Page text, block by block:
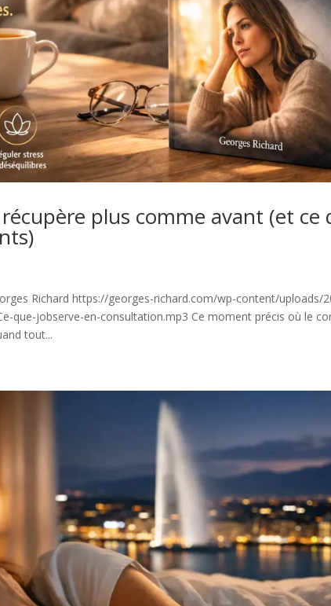
plus comme avant (et ce
Richard https://georges-richard.com/wp-content/uploads/
que-jobserve-en-consultation.mp3 Ce moment précis où le
tout...